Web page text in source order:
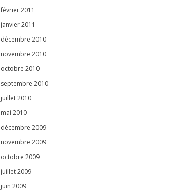
février 2011
janvier 2011
décembre 2010
novembre 2010
octobre 2010
septembre 2010
juillet 2010
mai 2010
décembre 2009
novembre 2009
octobre 2009
juillet 2009
juin 2009